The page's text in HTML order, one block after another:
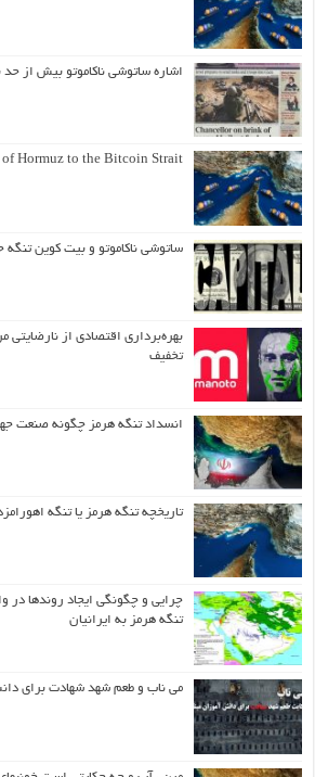
اشاره ساتوشی ناکاموتو بیش از
of Hormuz to the Bitcoin Strait
ساتوشی ناکاموتو و بیت کوین تنگه
بهره‌برداری اقتصادی از نارضایتی
تخفیف
انسداد تنگه هرمز چگونه صنعت
تاریخچه تنگه هرمز یا تنگه
چرایی و چگونگی ایجاد روندها در
تنگه هرمز به ایرانیان
می ناب و طعم شهد شهادت برای